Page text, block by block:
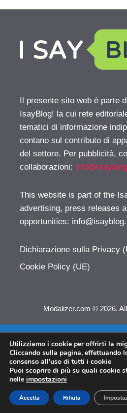
Il presente sito web è parte
IsayBlog! la cui rete
tematici di informazione
contano sul contributo di
del settore. Per pubblicità,
collaborazioni:
This website is part of the
advertising, press releases
opportunities:
Dichiarazione sulla Privacy
Cookie Policy (UE)
Modalizer.com © 2026.
Utilizziamo i cookie per offrirti la
Cliccando sulla pagina, effettuando
consenso all’uso di tutti i cookie
Puoi scoprire di più su quali cookie
nelle impostazioni
Accetta Rifiuta